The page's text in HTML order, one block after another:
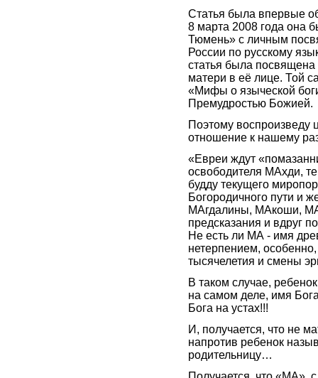
Статья была впервые
8 марта 2008 года она
Тюмень» с личным
России по русскому
статья была
матери в её лице. Той
«Мифы о языческой
Премудростью Божией.
Поэтому воспроизведу
отношение к нашему
«Евреи ждут
освободителя МАхди,
будду текущего
Богородичного пути и
МАгдалины, МАкоши,
предсказания и вдруг
Не есть ли МА - имя
нетерпением,
тысячелетия и смены
В таком случае,
на самом деле, имя
Бога на устах!!!
И, получается, что не
напротив ребенок
родительницу…